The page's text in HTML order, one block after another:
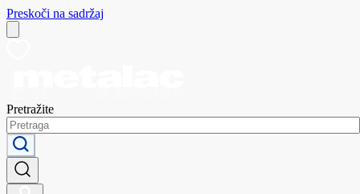
Preskoči na sadržaj
Pretražite